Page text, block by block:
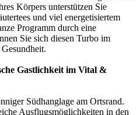
Körpers unterstützen Sie
und viel energetisiertem
Programm durch eine
Sie sich diesen Turbo im
Gastlichkeit im Vital &
Südhanglage am Ortsrand.
Ausflugsmöglichkeiten in den